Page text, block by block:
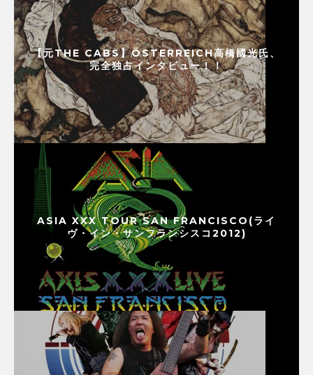
【元THE CABS】ÖSTERREICH高橋國光氏、
完全独占インタビュー！！
ASIA XXX TOUR SAN FRANCISCO(ライ
ヴ・イン・サンフランシスコ2012)